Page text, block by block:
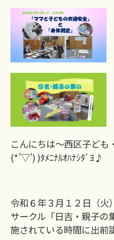
こんにちは～西区子ども
(*’▽’) )ﾀﾒﾆﾅﾙｵﾊﾅｼﾀﾞﾖ♪
令和６年３月１２日（火
サークル「日吉・親子の
施されている時間に出前